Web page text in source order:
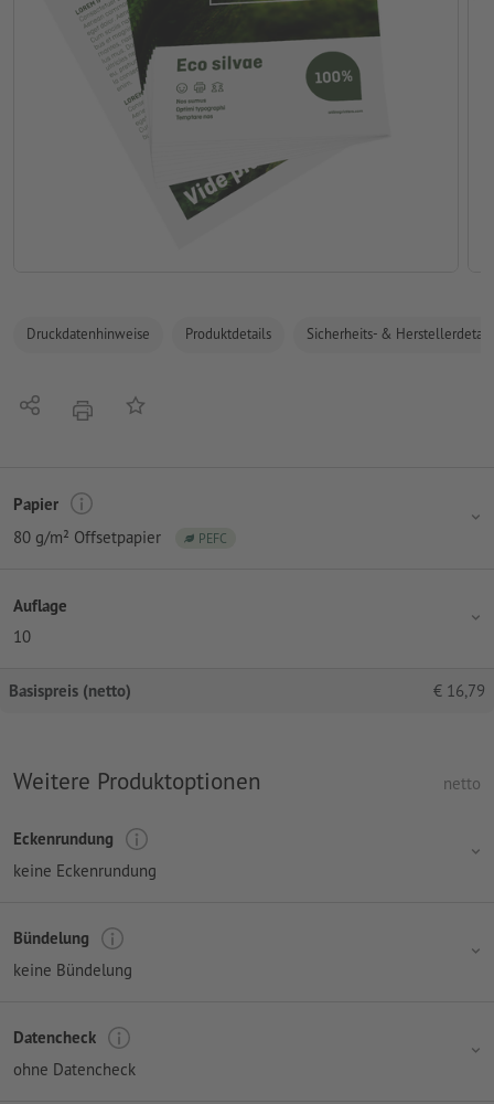
Druckdatenhinweise Produktdetails Sicherheits- &
Teilen DruckenAuf die Merkliste
Papier
80 g/m² Offsetpapier
PEFC
Auflage
10
Basispreis (netto) € 16,79
Weitere Produktoptionen netto
Eckenrundung
keine Eckenrundung
Bündelung
keine Bündelung
Datencheck
ohne Datencheck